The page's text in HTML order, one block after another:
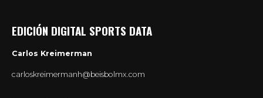
EDICIÓN DIGITAL SPORTS DATA
Carlos Kreimerman
carloskreimermanh@beisbolmx.com